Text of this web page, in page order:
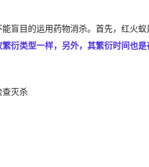
能盲目的运用药物消杀。首先，红火
衍类型一样，另外，其繁衍时间也
查灭杀